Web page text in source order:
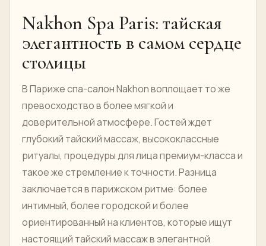
Nakhon Spa Paris: тайская
элегантность в самом сердце
столицы
В Париже спа-салон Nakhon воплощает то же
превосходство в более мягкой и
доверительной атмосфере. Гостей ждет
глубокий тайский массаж, высококлассные
ритуалы, процедуры для лица премиум-класса и
такое же стремление к точности. Разница
заключается в парижском ритме: более
интимный, более городской и более
ориентированный на клиентов, которые ищут
настоящий тайский массаж в элегантной